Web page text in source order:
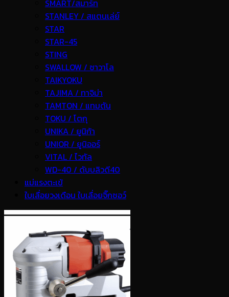
SMART/สมาร์ท
STANLEY / สแตนเล่ย์
STAR
STAR-45
STING
SWALLOW / ซาวาโล
TAIKYOKU
TAJIMA / ทาจิม่า
TAMTON / แทมตัน
TOKU / โตกุ
UNIKA / ยูนิก้า
UNIOR / ยูนิออร์
VITAL / ไวทัล
WD-40 / ดับบลิวดี40
แม่แรงตะเข้
ใบเลื่อยวงเดือน ใบเลื่อยจิ๊กซอว์